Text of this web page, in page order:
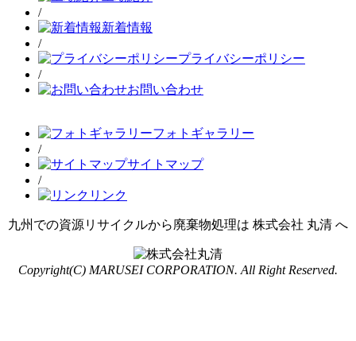
/
新着情報
/
プライバシーポリシー
/
お問い合わせ
フォトギャラリー
/
サイトマップ
/
リンク
九州での資源リサイクルから廃棄物処理は 株式会社 丸清 へ
Copyright(C) MARUSEI CORPORATION. All Right Reserved.